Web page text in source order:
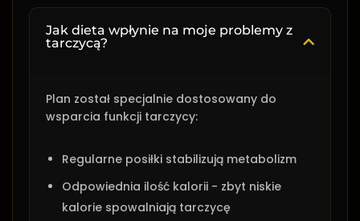
Jak dieta wpłynie na moje problemy z
tarczycą?
Plan został specjalnie dostosowany do
wsparcia funkcji tarczycy:
Regularne posiłki stabilizują metabolizm
Odpowiednia ilość kalorii - zbyt niskie
kalorie spowalniają tarczycę